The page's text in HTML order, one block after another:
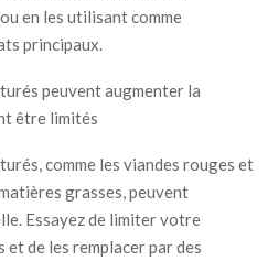
en les utilisant comme
principaux.
peuvent augmenter la
être limités
comme les viandes rouges et
grasses, peuvent
Essayez de limiter votre
et de les remplacer par des